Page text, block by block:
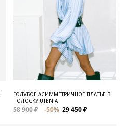
ГОЛУБОЕ АСИММЕТРИЧНОЕ ПЛАТЬЕ В
ПОЛОСКУ UTENIA
58 900 ₽ -50% 29 450 ₽